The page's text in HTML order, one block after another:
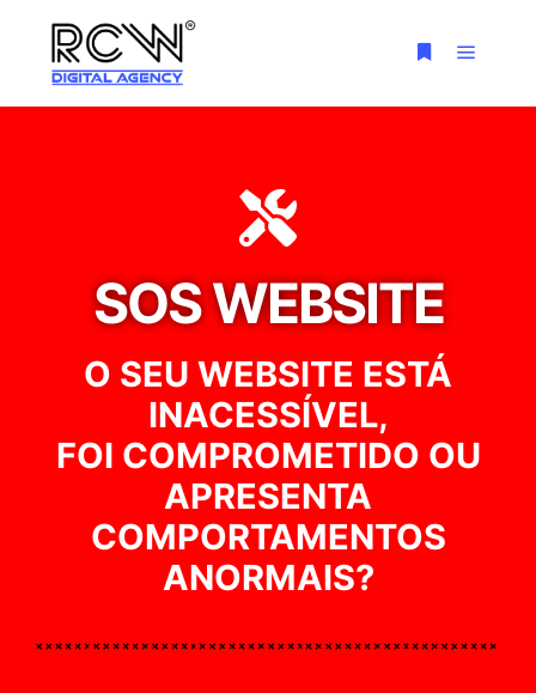
SOS WEBSITE
O SEU WEBSITE ESTÁ
INACESSÍVEL,
FOI COMPROMETIDO OU
APRESENTA
COMPORTAMENTOS
ANORMAIS?